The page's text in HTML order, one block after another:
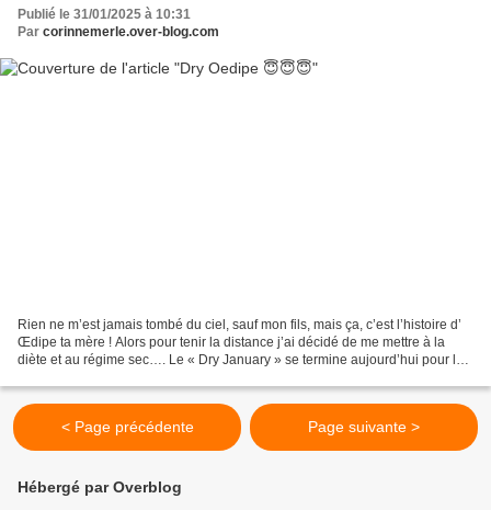
Publié le 31/01/2025 à 10:31
Par corinnemerle.over-blog.com
Rien ne m’est jamais tombé du ciel, sauf mon fils, mais ça, c’est l’histoire d’
Œdipe ta mère ! Alors pour tenir la distance j’ai décidé de me mettre à la
diète et au régime sec…. Le « Dry January » se termine aujourd’hui pour le
< Page précédente Page suivante >
Hébergé par Overblog